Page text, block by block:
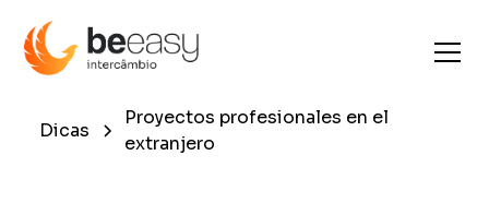
Dicas
Proyectos profesionales en el
extranjero